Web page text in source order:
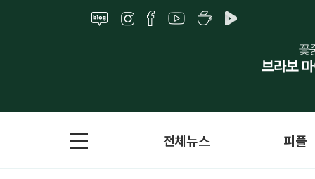
전체뉴스 피플